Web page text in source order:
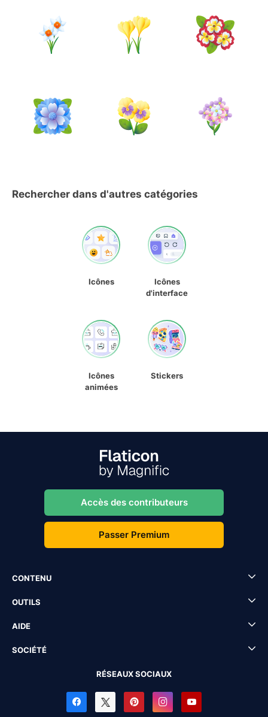
Rechercher dans d'autres catégories
Icônes
Icônes
d'interface
Icônes
animées
Stickers
Accès des contributeurs
Passer Premium
CONTENU
OUTILS
AIDE
SOCIÉTÉ
RÉSEAUX SOCIAUX